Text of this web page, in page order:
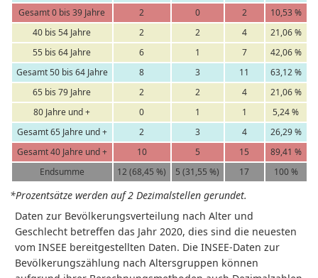
Gesamt 0 bis 39 Jahre
2 0 2
10,53 %
40 bis 54 Jahre
2 2 4
21,06 %
55 bis 64 Jahre
6 1 7
42,06 %
Gesamt 50 bis 64 Jahre
8 3 11
63,12 %
65 bis 79 Jahre
2 2 4
21,06 %
80 Jahre und +
0 1 1
5,24 %
Gesamt 65 Jahre und +
2 3 4
26,29 %
Gesamt 40 Jahre und +
10 5 15
89,41 %
Endsumme
12 (68,45 %) 5 (31,55 %) 17 100 %
*Prozentsätze werden auf 2 Dezimalstellen gerundet.
Daten zur Bevölkerungsverteilung nach Alter und
Geschlecht betreffen das Jahr 2020, dies sind die neuesten
vom INSEE bereitgestellten Daten. Die INSEE-Daten zur
Bevölkerungszählung nach Altersgruppen können